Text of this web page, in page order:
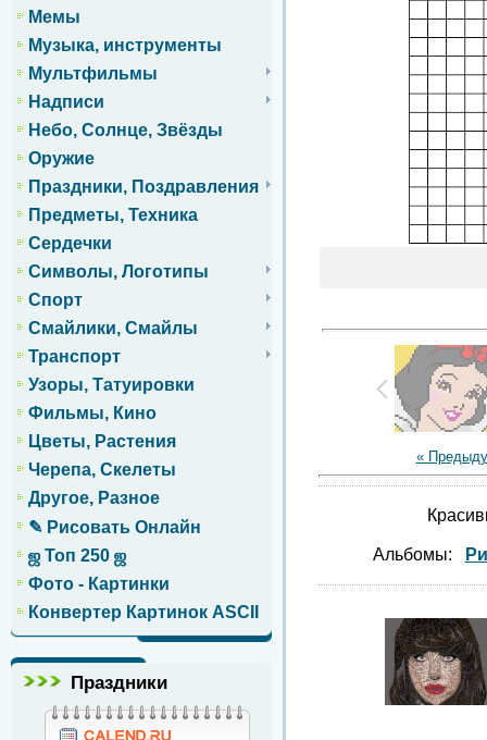
Мемы
Музыка, инструменты
Мультфильмы
Надписи
Небо, Солнце, Звёзды
Оружие
Праздники, Поздравления
Предметы, Техника
Сердечки
Символы, Логотипы
Спорт
Смайлики, Смайлы
Транспорт
Узоры, Татуировки
Фильмы, Кино
Цветы, Растения
Черепа, Скелеты
Другое, Разное
✎ Рисовать Онлайн
ஜ Топ 250 ஜ
Фото - Картинки
Конвертер Картинок ASCII
Праздники
«
Альбомы: